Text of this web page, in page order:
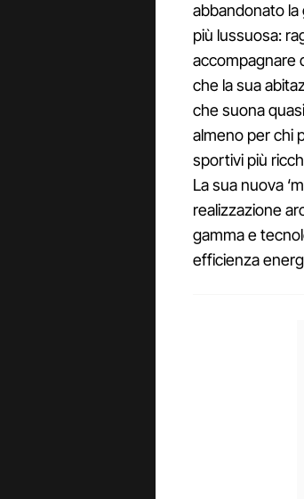
abbandonato
più lussuosa:
accompagnare
che la sua
che suona
almeno per chi
sportivi più
La sua nuova
realizzazione
gamma e
efficienza